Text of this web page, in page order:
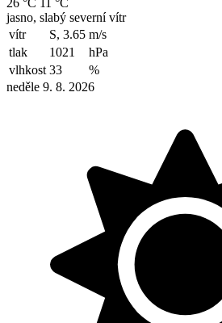
26 °C 11 °C
jasno, slabý severní vítr
vítr
S, 3.65 m/s
tlak
1021
hPa
vlhkost 33
%
neděle 9. 8. 2026